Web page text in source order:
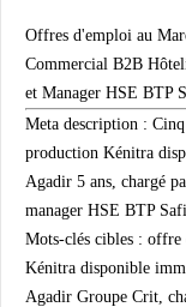
Offres d'emploi au
Commercial B2B
et Manager HSE BTP
Meta description :
production Kénitra
Agadir 5 ans, chargé
manager HSE BTP
Mots-clés cibles : offre
Kénitra disponible
Agadir Groupe Crit,